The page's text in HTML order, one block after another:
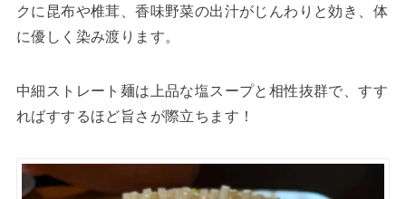
クに昆布や椎茸、香味野菜の出汁がじんわりと効き、体
に優しく染み渡ります。
中細ストレート麺は上品な塩スープと相性抜群で、すす
ればすするほど旨さが際立ちます！